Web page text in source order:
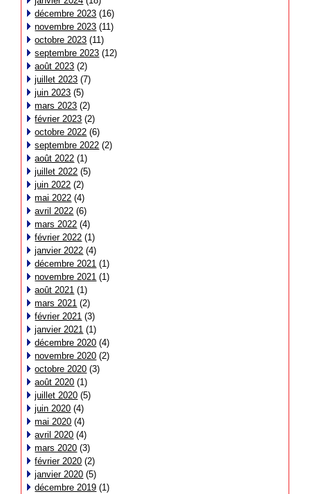
décembre 2023 (16)
novembre 2023 (11)
octobre 2023 (11)
septembre 2023 (12)
août 2023 (2)
juillet 2023 (7)
juin 2023 (5)
mars 2023 (2)
février 2023 (2)
octobre 2022 (6)
septembre 2022 (2)
août 2022 (1)
juillet 2022 (5)
juin 2022 (2)
mai 2022 (4)
avril 2022 (6)
mars 2022 (4)
février 2022 (1)
janvier 2022 (4)
décembre 2021 (1)
novembre 2021 (1)
août 2021 (1)
mars 2021 (2)
février 2021 (3)
janvier 2021 (1)
décembre 2020 (4)
novembre 2020 (2)
octobre 2020 (3)
août 2020 (1)
juillet 2020 (5)
juin 2020 (4)
mai 2020 (4)
avril 2020 (4)
mars 2020 (3)
février 2020 (2)
janvier 2020 (5)
décembre 2019 (1)